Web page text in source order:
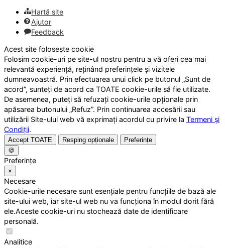
Hartă site
Ajutor
Feedback
Acest site folosește cookie
Folosim cookie-uri pe site-ul nostru pentru a vă oferi cea mai
relevantă experiență, reținând preferințele și vizitele
dumneavoastră. Prin efectuarea unui click pe butonul „Sunt de
acord”, sunteți de acord ca TOATE cookie-urile să fie utilizate.
De asemenea, puteți să refuzați cookie-urile opționale prin
apăsarea butonului „Refuz”. Prin continuarea accesării sau
utilizării Site-ului web vă exprimați acordul cu privire la Termeni și
Condiții.
Accept TOATE Resping opționale
Preferințe
🍪
Preferințe
×
Necesare
Cookie-urile necesare sunt esențiale pentru funcțiile de bază ale
site-ului web, iar site-ul web nu va funcționa în modul dorit fără
ele.Aceste cookie-uri nu stochează date de identificare
personală.
Analitice